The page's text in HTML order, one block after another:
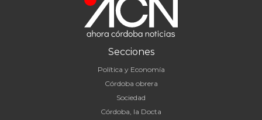
Secciones
Política y Economía
Córdoba obrera
Sociedad
Córdoba, la Docta